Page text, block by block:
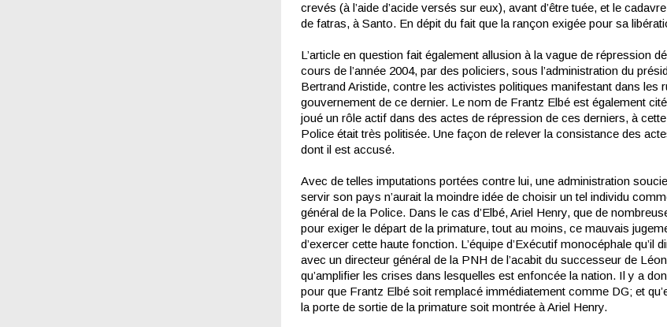
crevés (à l’aide d’acide versés sur eux), avant d’être tuée, et le
de fatras, à Santo. En dépit du fait que la rançon exigée pour sa
L’article en question fait également allusion à la vague de répression
cours de l’année 2004, par des policiers, sous l’administration du
Bertrand Aristide, contre les activistes politiques manifestant dans les
gouvernement de ce dernier. Le nom de Frantz Elbé est également
joué un rôle actif dans des actes de répression de ces derniers, à
Police était très politisée. Une façon de relever la consistance des
dont il est accusé.
Avec de telles imputations portées contre lui, une administration
servir son pays n’aurait la moindre idée de choisir un tel individu
général de la Police. Dans le cas d’Elbé, Ariel Henry, que de
pour exiger le départ de la primature, tout au moins, ce mauvais
d’exercer cette haute fonction. L’équipe d’Exécutif monocéphale qu’il
avec un directeur général de la PNH de l’acabit du successeur de
qu’amplifier les crises dans lesquelles est enfoncée la nation. Il y a
pour que Frantz Elbé soit remplacé immédiatement comme DG; et
la porte de sortie de la primature soit montrée à Ariel Henry.